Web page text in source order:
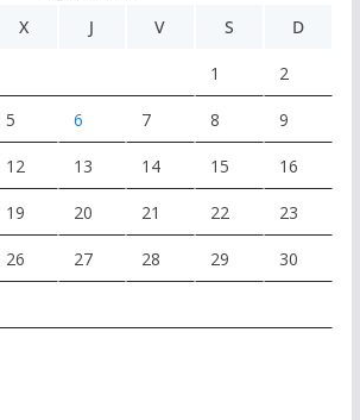
X J V S D
1 2
5 6 7 8 9
12 13 14 15 16
19 20 21 22 23
26 27 28 29 30